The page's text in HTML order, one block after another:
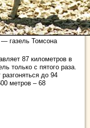
газель Томсона
87 километров в
только с пятого раза.
до 94
метров – 68